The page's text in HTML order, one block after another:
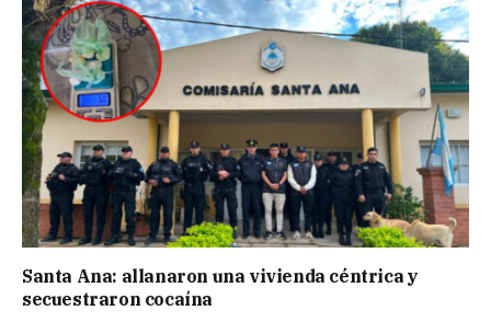
Santa Ana: allanaron una vivienda céntrica y
secuestraron cocaína